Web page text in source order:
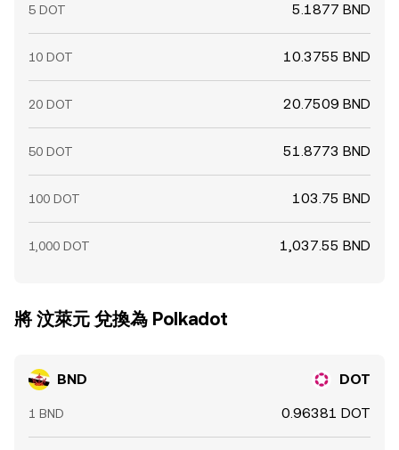
5 DOT 5.1877 BND
10 DOT 10.3755 BND
20 DOT 20.7509 BND
50 DOT 51.8773 BND
100 DOT 103.75 BND
1,000 DOT 1,037.55 BND
將 汶萊元 兌換為 Polkadot
BND DOT
1 BND 0.96381 DOT